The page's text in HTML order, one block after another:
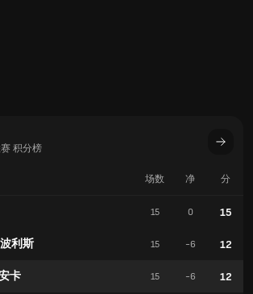
积分榜
利斯
卡
场数 净 分
15 0 15
15 -6 12
15 -6 12